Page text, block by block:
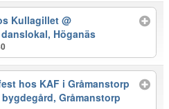
Kullagillet@
Höganäs
hos KAF i Gråmanstorp
Gråmanstorp